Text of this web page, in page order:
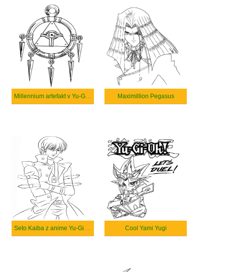
Millennium artefakt v Yu-Gi-Oh Maximillion Pegasus
Seto Kaiba z anime Yu-Gi-Oh Cool Yami Yugi